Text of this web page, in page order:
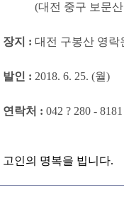
(대전 중구 보문
장지 : 대전 구봉산 영락
발인 : 2018. 6. 25. (월)
연락처 : 042 ? 280 - 8181
고인의 명복을 빕니다.